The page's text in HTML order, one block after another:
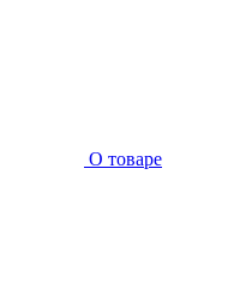
О товаре